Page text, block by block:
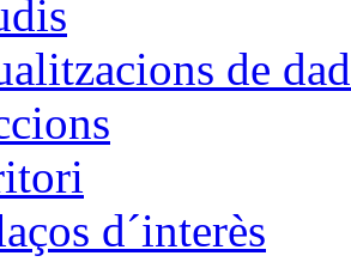
de
d´interès